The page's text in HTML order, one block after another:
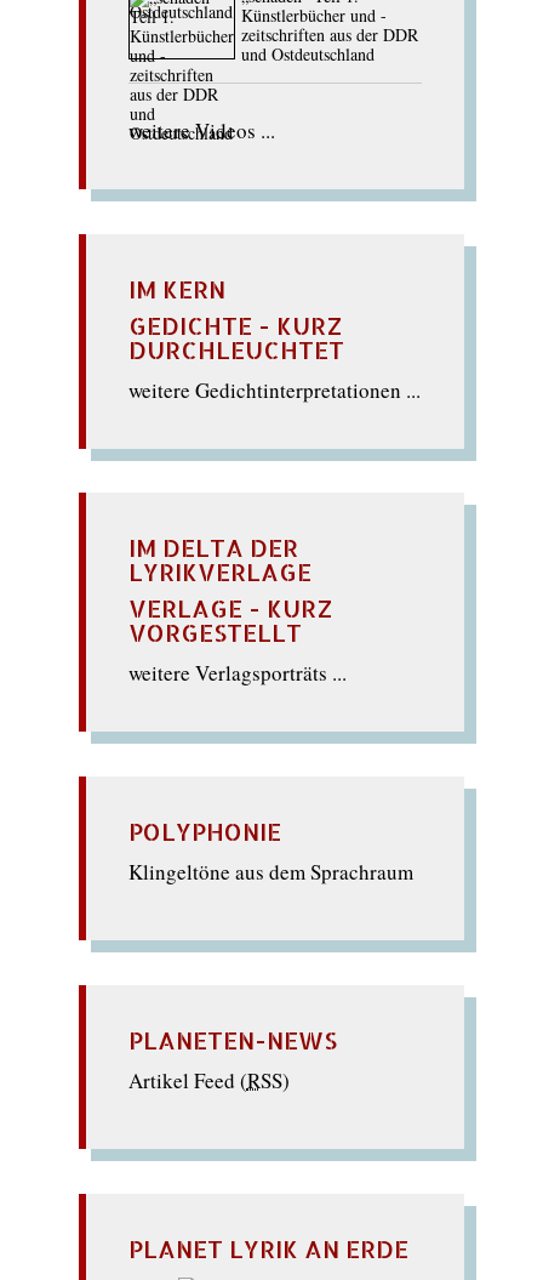
Künstlerbücher und -
zeitschriften aus der DDR
und Ostdeutschland
weitere Videos ...
IM KERN
GEDICHTE - KURZ
DURCHLEUCHTET
weitere Gedichtinterpretationen ...
IM DELTA DER
LYRIKVERLAGE
VERLAGE - KURZ
VORGESTELLT
weitere Verlagsporträts ...
POLYPHONIE
Klingeltöne aus dem Sprachraum
PLANETEN-NEWS
Artikel Feed (RSS)
PLANET LYRIK AN ERDE